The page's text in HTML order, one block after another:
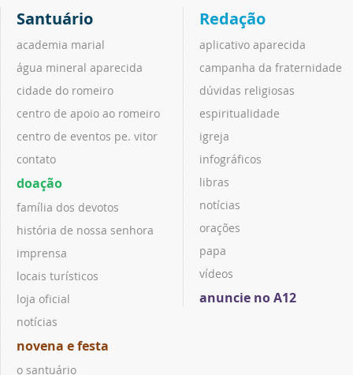
Santuário
academia marial
água mineral aparecida
cidade do romeiro
centro de apoio ao romeiro
centro de eventos pe. vitor
contato
doação
família dos devotos
história de nossa senhora
imprensa
locais turísticos
loja oficial
notícias
novena e festa
o santuário
Redação
aplicativo aparecida
campanha da fraternidade
dúvidas religiosas
espiritualidade
igreja
infográficos
libras
notícias
orações
papa
vídeos
anuncie no A12